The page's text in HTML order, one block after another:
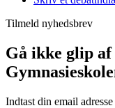
Tilmeld nyhedsbrev
Gå ikke glip
Indtast din email adresse